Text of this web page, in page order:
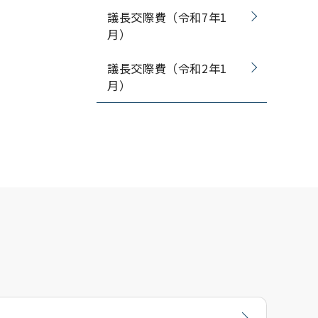
議長交際費（令和7年1
月）
議長交際費（令和2年1
月）